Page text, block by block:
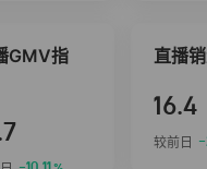
GMV指
直播
16.4
较前日 -